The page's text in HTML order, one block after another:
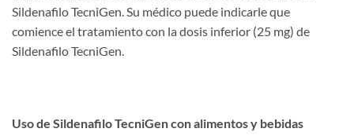
Sildenafilo TecniGen. Su médico puede indicarle que
comience el tratamiento con la dosis inferior (25 mg) de
Sildenafilo TecniGen.
Uso de Sildenafilo TecniGen con alimentos y bebidas